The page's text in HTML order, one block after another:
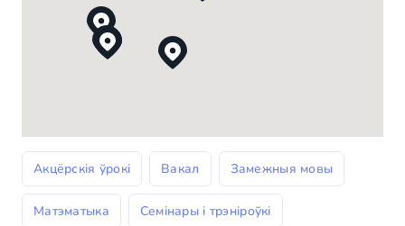
Акцёрскія ўрокі Вакал Замежныя мовы
Матэматыка Семінары і трэніроўкі